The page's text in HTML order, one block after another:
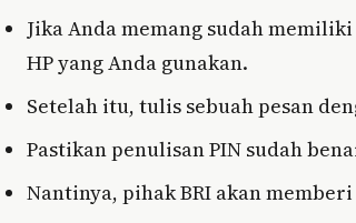
Jika Anda memang sudah
HP yang Anda gunakan.
Setelah itu, tulis sebuah pesan
Pastikan penulisan PIN sudah
Nantinya, pihak BRI akan